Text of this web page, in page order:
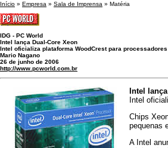
Início » Empresa » Sala de Imprensa » Matéria
IDG - PC World
Intel lança Dual-Core Xeon
Intel oficializa plataforma WoodCrest para
Mario Nagano
26 de junho de 2006
http://www.pcworld.com.br
Intel
Intel
Chips
pequenas
A Intel